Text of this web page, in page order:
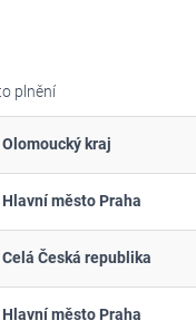
plnění
Olomoucký kraj
Hlavní město Praha
Celá Česká republika
Hlavní město Praha